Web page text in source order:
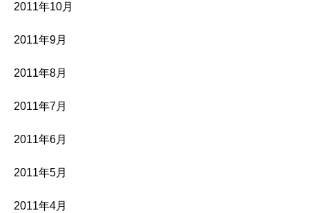
2011年10月
2011年9月
2011年8月
2011年7月
2011年6月
2011年5月
2011年4月